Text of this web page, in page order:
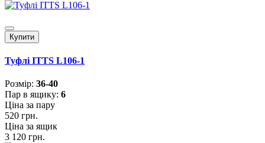
Купити
Туфлі ITTS L106-1
Розмiр: 36-40
Пар в ящику: 6
Ціна за пару
520 грн.
Ціна за ящик
3 120 грн.